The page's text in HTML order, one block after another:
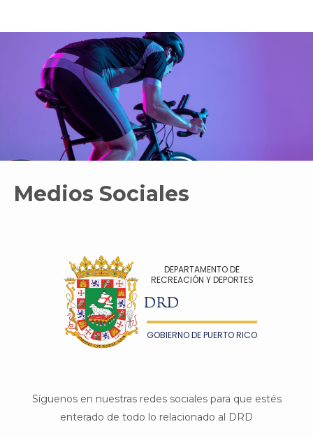
Medios Sociales
DEPARTAMENTO DE
RECREACIÓN Y DEPORTES
DRD
GOBIERNO DE PUERTO RICO
Síguenos en nuestras redes sociales para que estés
enterado de todo lo relacionado al DRD